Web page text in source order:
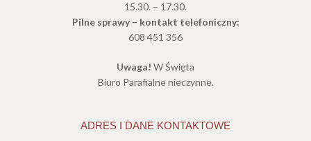
15.30. – 17.30.
Pilne sprawy – kontakt telefoniczny:
608 451 356
Uwaga! W Święta
Biuro Parafialne nieczynne.
ADRES I DANE KONTAKTOWE